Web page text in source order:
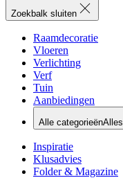
Zoekbalk sluiten
Raamdecoratie
Vloeren
Verlichting
Verf
Tuin
Aanbiedingen
Alle categorieënAlles
Inspiratie
Klusadvies
Folder & Magazine